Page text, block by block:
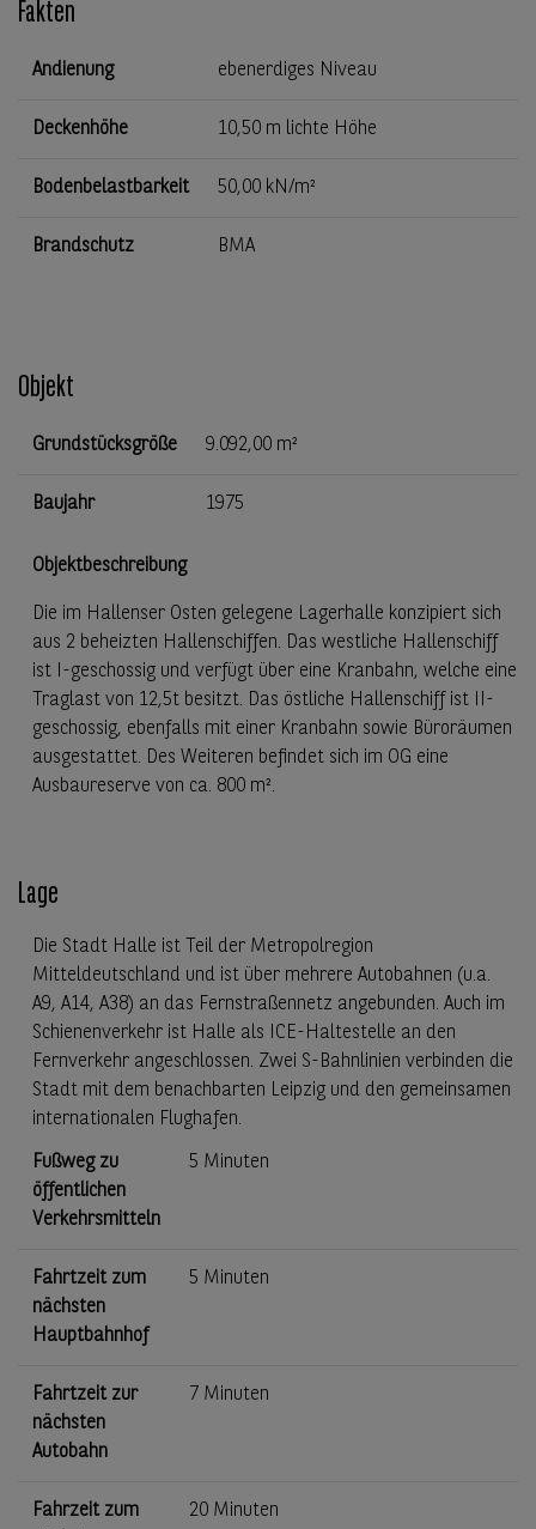
Fakten
Andienung ebenerdiges Niveau
Deckenhöhe 10,50 m lichte Höhe
Bodenbelastbarkeit 50,00 kN/m²
Brandschutz BMA
Objekt
Grundstücksgröße 9.092,00 m²
Baujahr 1975
Objektbeschreibung
Die im Hallenser Osten gelegene Lagerhalle konzipiert sich
aus 2 beheizten Hallenschiffen. Das westliche Hallenschiff
ist I-geschossig und verfügt über eine Kranbahn, welche eine
Traglast von 12,5t besitzt. Das östliche Hallenschiff ist II-
geschossig, ebenfalls mit einer Kranbahn sowie Büroräumen
ausgestattet. Des Weiteren befindet sich im OG eine
Ausbaureserve von ca. 800 m².
Lage
Die Stadt Halle ist Teil der Metropolregion
Mitteldeutschland und ist über mehrere Autobahnen (u.a.
A9, A14, A38) an das Fernstraßennetz angebunden. Auch im
Schienenverkehr ist Halle als ICE-Haltestelle an den
Fernverkehr angeschlossen. Zwei S-Bahnlinien verbinden die
Stadt mit dem benachbarten Leipzig und den gemeinsamen
internationalen Flughafen.
Fußweg zu
öffentlichen
Verkehrsmitteln
5 Minuten
Fahrtzeit zum
nächsten
Hauptbahnhof
5 Minuten
Fahrtzeit zur
nächsten
Autobahn
7 Minuten
Fahrzeit zum
20 Minuten